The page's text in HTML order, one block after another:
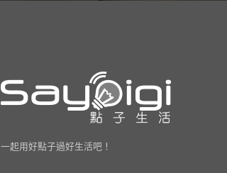
一起用好點子過好生活吧！